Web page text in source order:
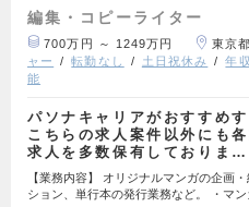
編集・コピーライター
700万円 ～ 1249万円 東京都
ャー
転勤なし 土日祝休み 年
能
パソナキャリアがおすすめす
こちらの求人案件以外にも
求人を多数保有しておりま…
【業務内容】 オリジナルマンガの企画
ション、単行本の発行業務など。 ・マ